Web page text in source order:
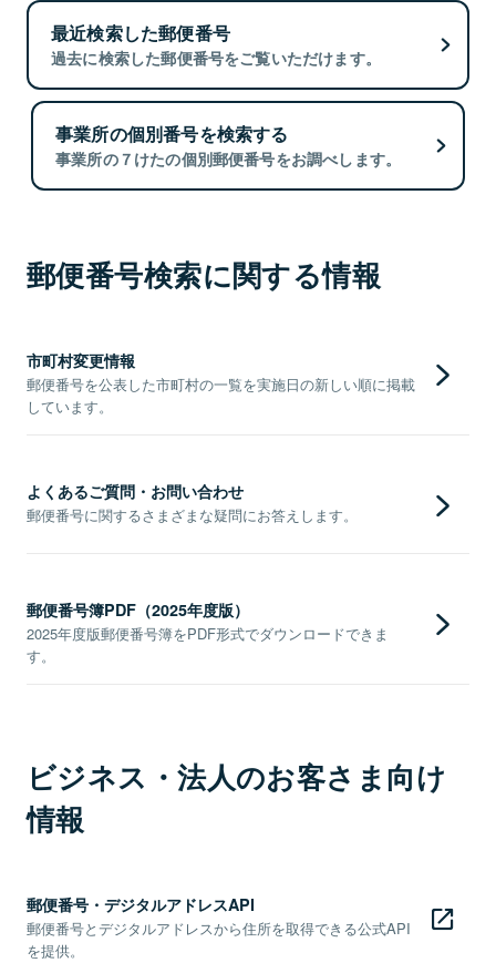
最近検索した郵便番号
過去に検索した郵便番号をご覧いただけます。
事業所の個別番号を検索する
事業所の７けたの個別郵便番号をお調べします。
郵便番号検索に関する情報
市町村変更情報
郵便番号を公表した市町村の一覧を実施日の新しい順に掲載
しています。
よくあるご質問・お問い合わせ
郵便番号に関するさまざまな疑問にお答えします。
郵便番号簿PDF（2025年度版）
2025年度版郵便番号簿をPDF形式でダウンロードできま
す。
ビジネス・法人のお客さま向け
情報
郵便番号・デジタルアドレスAPI
郵便番号とデジタルアドレスから住所を取得できる公式API
を提供。